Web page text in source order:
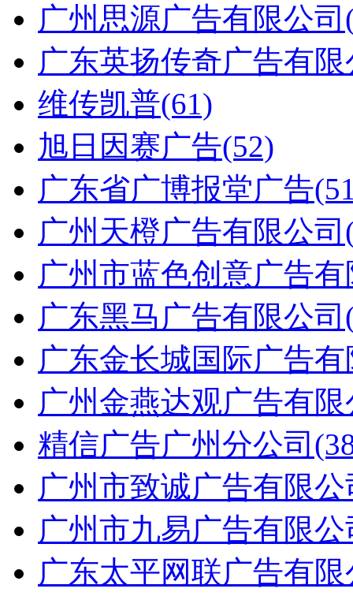
广州思源广告有限公司
广东英扬传奇广告有限
维传凯普(61)
旭日因赛广告(52)
广东省广博报堂广告
广州天橙广告有限公司
广州市蓝色创意广告
广东黑马广告有限公司
广东金长城国际广告
广州金燕达观广告有限
精信广告广州分公司
广州市致诚广告有限公
广州市九易广告有限公
广东太平网联广告有限